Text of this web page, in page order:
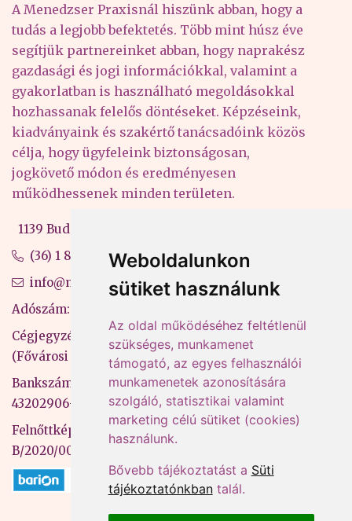
Weboldalunkon
sütiket használunk
Az oldal működéséhez feltétlenül
szükséges, munkamenet
támogató, az egyes felhasználói
munkamenetek azonosítására
szolgáló, statisztikai valamint
marketing célú sütiket (cookies)
használunk.
Bővebb tájékoztatást a Süti
tájékoztatónkbantalál.
A Menedzser Praxisnál hiszünk abban, hogy a
tudás a legjobb befektetés. Több mint húsz éve
segítjük partnereinket abban, hogy naprakész
gazdasági és jogi információkkal, valamint a
gyakorlatban is használható megoldásokkal
hozhassanak felelős döntéseket. Képzéseink,
kiadványaink és szakértő tanácsadóink közös
célja, hogy ügyfeleink biztonságosan,
jogkövető módon és eredményesen
működhessenek minden területen.
1139 Budapest, Váci út 99-105. 4. em.
(36) 1 880 76 00
info@mprx.hu
Adószám: 13598145-2-41
Cégjegyzékszám: 01-09-883770
(Fővárosi Bíróság)
Bankszámlaszám: CIB Bank, 10700581-
43202906-51100005
Felnőttképzési nyilvántartási szám:
B/2020/000053